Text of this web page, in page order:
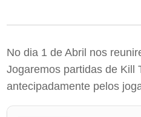
No dia 1 de Abril nos
Jogaremos partidas de Kill
antecipadamente pelos